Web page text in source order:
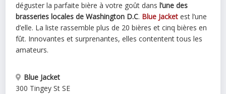
déguster la parfaite bière à votre goût dans l’une des
brasseries locales de Washington D.C. Blue Jacket est l’une
d’elle. La liste rassemble plus de 20 bières et cinq bières en
fût. Innovantes et surprenantes, elles contentent tous les
amateurs.
Blue Jacket
300 Tingey St SE